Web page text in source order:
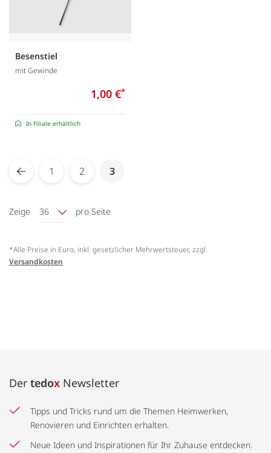
Besenstiel
mit Gewinde
1,00 €*
In Filiale erhältlich
Seite
Seite
Zurück Seite
1 Seite
2 You're currently reading page
3
Zeige 36 pro Seite
*Alle Preise in Euro, inkl. gesetzlicher Mehrwertsteuer, zzgl.
Versandkosten
Der tedox Newsletter
Tipps und Tricks rund um die Themen Heimwerken,
Renovieren und Einrichten erhalten.
Neue Ideen und Inspirationen für Ihr Zuhause entdecken.